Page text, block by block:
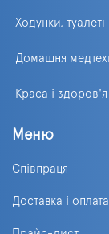
Ходунки,
Домашня
Краса і здоров'я
Меню
Співпраця
Доставка і оплата